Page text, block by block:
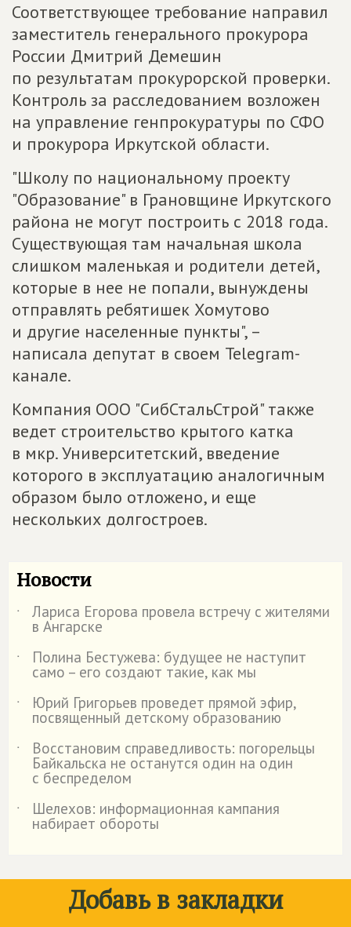
Соответствующее требование направил
заместитель генерального прокурора
России Дмитрий Демешин
по результатам прокурорской проверки.
Контроль за расследованием возложен
на управление генпрокуратуры по СФО
и прокурора Иркутской области.
"Школу по национальному проекту
"Образование" в Грановщине Иркутского
района не могут построить с 2018 года.
Существующая там начальная школа
слишком маленькая и родители детей,
которые в нее не попали, вынуждены
отправлять ребятишек Хомутово
и другие населенные пункты", –
написала депутат в своем Telegram-
канале.
Компания ООО "СибСтальСтрой" также
ведет строительство крытого катка
в мкр. Университетский, введение
которого в эксплуатацию аналогичным
образом было отложено, и еще
нескольких долгостроев.
Новости
˙ Лариса Егорова провела встречу с жителями
в Ангарске
˙
Полина Бестужева: будущее не наступит
само – его создают такие, как мы
˙
Юрий Григорьев проведет прямой эфир,
посвященный детскому образованию
˙
Восстановим справедливость: погорельцы
Байкальска не останутся один на один
с беспределом
˙
Шелехов: информационная кампания
набирает обороты
Добавь в закладки